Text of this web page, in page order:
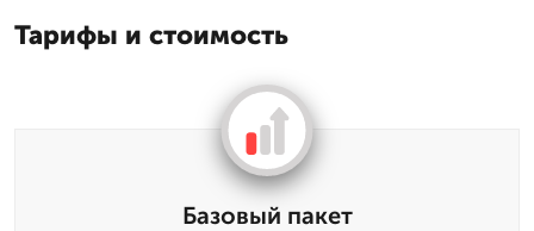
Тарифы и стоимость
Базовый пакет